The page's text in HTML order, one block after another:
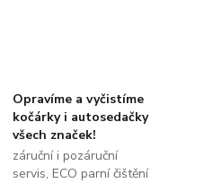
Opravíme a vyčistíme
kočárky i autosedačky
všech značek!
záruční i pozáruční
servis, ECO parní čištění